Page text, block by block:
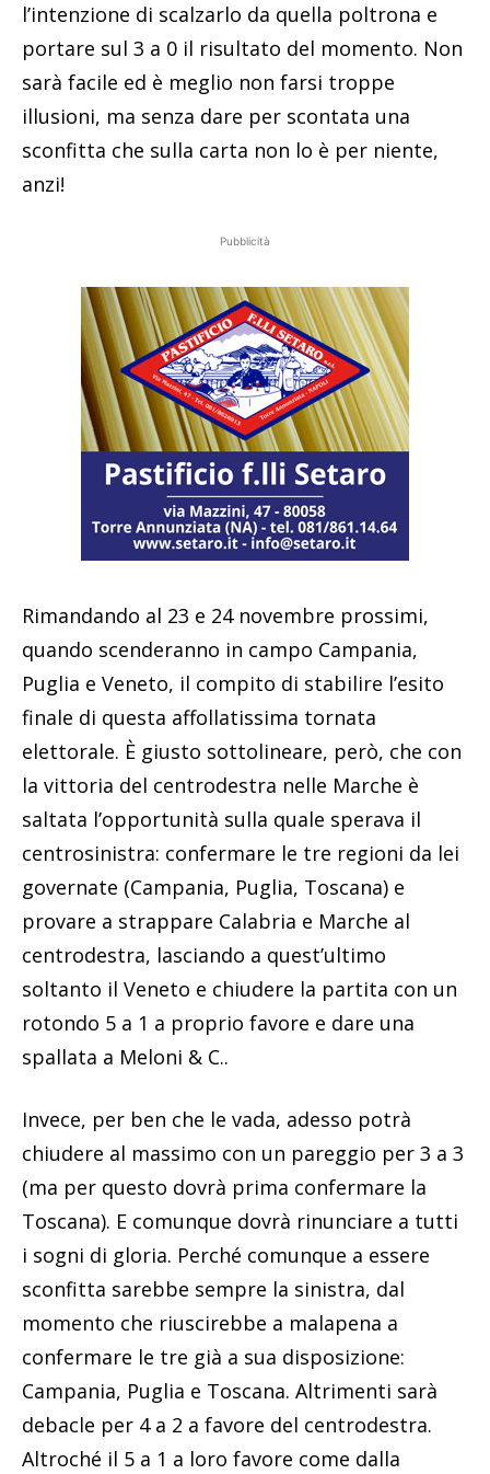
l’intenzione di scalzarlo da quella poltrona e
portare sul 3 a 0 il risultato del momento. Non
sarà facile ed è meglio non farsi troppe
illusioni, ma senza dare per scontata una
sconfitta che sulla carta non lo è per niente,
anzi!
Pubblicità
Rimandando al 23 e 24 novembre prossimi,
quando scenderanno in campo Campania,
Puglia e Veneto, il compito di stabilire l’esito
finale di questa affollatissima tornata
elettorale. È giusto sottolineare, però, che con
la vittoria del centrodestra nelle Marche è
saltata l’opportunità sulla quale sperava il
centrosinistra: confermare le tre regioni da lei
governate (Campania, Puglia, Toscana) e
provare a strappare Calabria e Marche al
centrodestra, lasciando a quest’ultimo
soltanto il Veneto e chiudere la partita con un
rotondo 5 a 1 a proprio favore e dare una
spallata a Meloni & C..
Invece, per ben che le vada, adesso potrà
chiudere al massimo con un pareggio per 3 a 3
(ma per questo dovrà prima confermare la
Toscana). E comunque dovrà rinunciare a tutti
i sogni di gloria. Perché comunque a essere
sconfitta sarebbe sempre la sinistra, dal
momento che riuscirebbe a malapena a
confermare le tre già a sua disposizione:
Campania, Puglia e Toscana. Altrimenti sarà
debacle per 4 a 2 a favore del centrodestra.
Altroché il 5 a 1 a loro favore come dalla